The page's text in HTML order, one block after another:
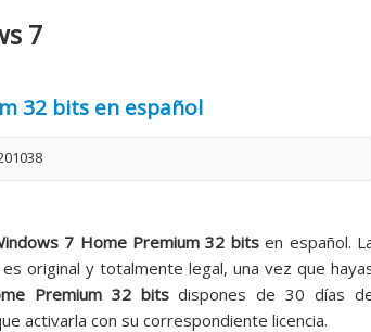
7
32 bits en español
7 Home Premium 32 bitsen español.
original y totalmente legal, una vez que
Premium 32 bitsdispones de 30 días
activarla con su correspondiente licencia.